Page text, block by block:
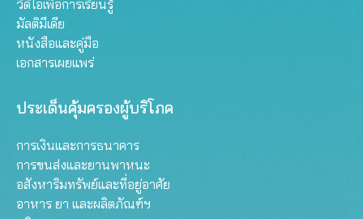
วิดีโอเพื่อการเรียนรู้
มัลติมีเดีย
หนังสือและคู่มือ
เอกสารเผยแพร่
ประเด็นคุ้มครองผู้บริโภค
การเงินและการธนาคาร
การขนส่งและยานพาหนะ
อสังหาริมทรัพย์และที่อยู่อาศัย
อาหาร ยา และผลิตภัณฑ์ฯ